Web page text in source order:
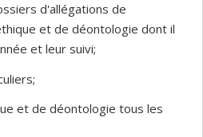
d'allégations de
et de déontologie dont il
et leur suivi;
et de déontologie tous les